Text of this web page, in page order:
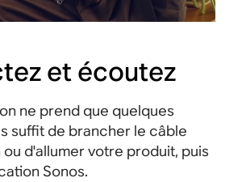
et écoutez
ne prend que quelques
suffit de brancher le câble
ou d'allumer votre produit, puis
Sonos.